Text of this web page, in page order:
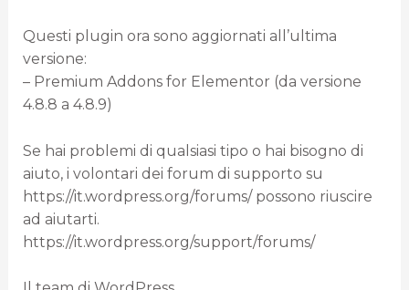
Questi plugin ora sono aggiornati all’ultima
versione:
– Premium Addons for Elementor (da versione
4.8.8 a 4.8.9)
Se hai problemi di qualsiasi tipo o hai bisogno di
aiuto, i volontari dei forum di supporto su
https://it.wordpress.org/forums/ possono riuscire
ad aiutarti.
https://it.wordpress.org/support/forums/